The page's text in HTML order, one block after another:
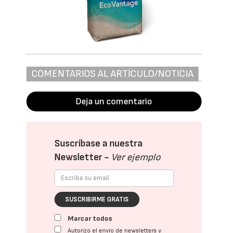
COMENTARIOS AL ARTÍCULO/NOTICIA
Deja un comentario
Suscríbase a nuestra
Newsletter - Ver ejemplo
SUSCRIBIRME GRATIS
Marcar todos
Autorizo el envío de newsletters y